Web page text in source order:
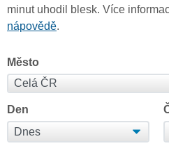
minut uhodil blesk. Více
nápovědě.
Město
Den